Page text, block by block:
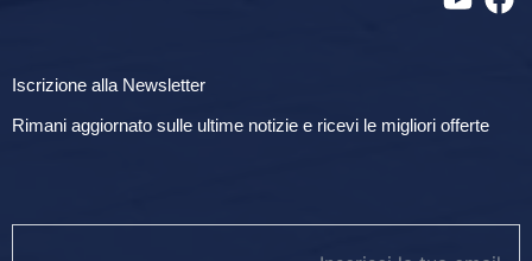
Iscrizione alla Newsletter
Rimani aggiornato sulle ultime notizie e ricevi le migliori offerte